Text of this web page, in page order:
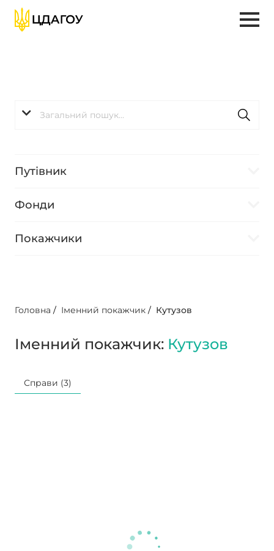
Путівник
Фонди
Покажчики
Головна / Іменний покажчик / Кутузов
Іменний покажчик: Кутузов
Справи (3)